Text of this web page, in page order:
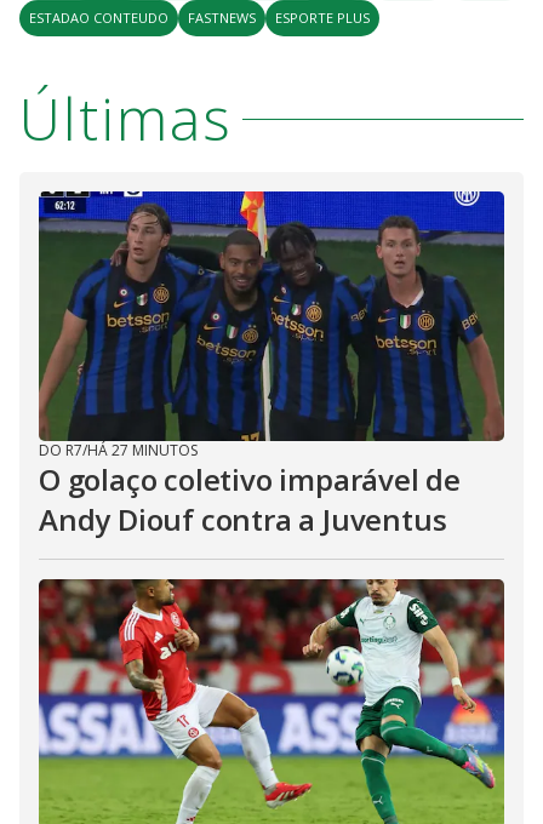
ESTADAO CONTEUDO
FASTNEWS ESPORTE PLUS
Últimas
DO R7/HÁ 27 MINUTOS
O golaço coletivo imparável de
Andy Diouf contra a Juventus